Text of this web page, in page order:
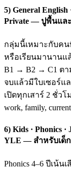
5) General English
Private — ปูพื้นแล
กลุ่มนี้เหมาะกับคน
หรือเรียนมานานแ
B1 → B2 → C1 ตา
จบแล้วมีใบเซอร์แล
เปิดทุกเสาร์ 2 ชั่ว
work, family,
6) Kids · Phonics
YLE — สำหรับเด็ก
Phonics 4–6 ปีเน้น